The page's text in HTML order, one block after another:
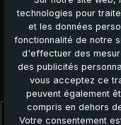
Autres produits que
technologies pour
et les données
fonctionnalité de notre
d'effectuer des
des publicités
vous acceptez ce
peuvent également
compris en dehors
Votre consentement